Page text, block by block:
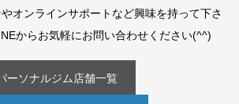
オンラインサポートなど興味を持って下さ
からお気軽にお問い合わせください(^^)
ーソナルジム店舗一覧